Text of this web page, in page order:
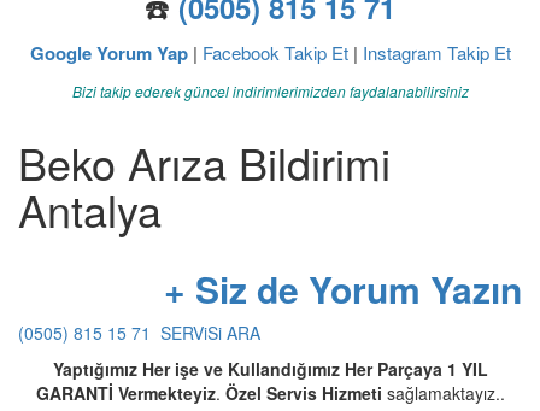
Google Yorum Yap| Facebook Takip Et| Instagram Takip Et
Bizi takip ederek güncel indirimlerimizden faydalanabilirsiniz
Beko Arıza Bildirimi
Antalya
+ Siz de Yorum Yazın
(0505) 815 15 71 SERViSi ARA
Yaptığımız Her işe ve Kullandığımız Her Parçaya 1 YIL
GARANTİ Vermekteyiz. Özel Servis Hizmeti sağlamaktayız..